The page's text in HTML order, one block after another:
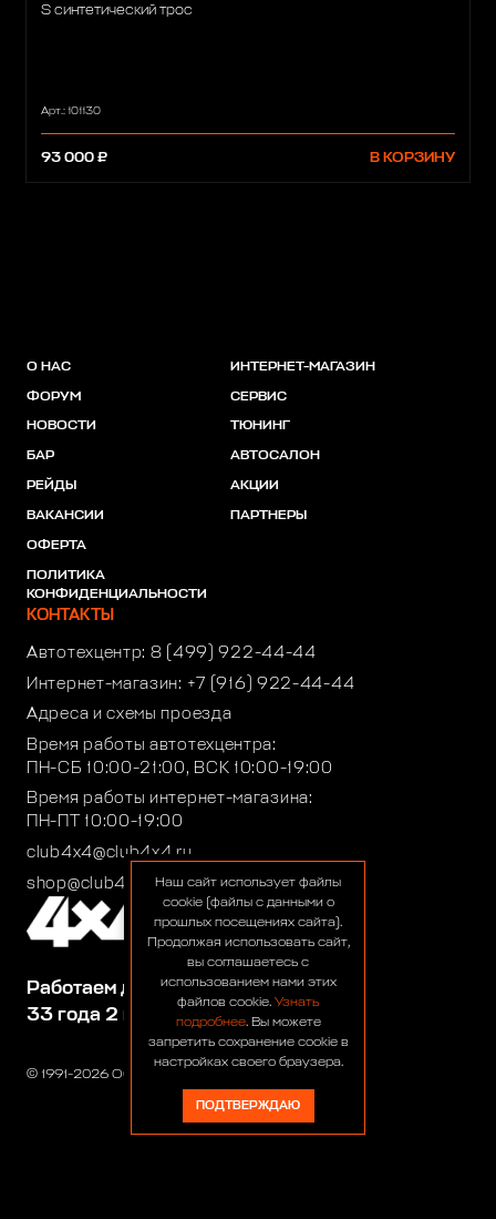
S синтетический трос
Арт.: 101130
93 000 ₽ В КОРЗИНУ
© 1991-2026 ООО «Сервис 4х4»
Работаем для вас:
33 года 2 месяца 26 дней
О НАС
ФОРУМ
НОВОСТИ
БАР
РЕЙДЫ
ВАКАНСИИ
ОФЕРТА
ПОЛИТИКА
КОНФИДЕНЦИАЛЬНОСТИ
ИНТЕРНЕТ-МАГАЗИН
СЕРВИС
ТЮНИНГ
АВТОСАЛОН
АКЦИИ
ПАРТНЕРЫ
КОНТАКТЫ
Автотехцентр: 8 (499) 922-44-44
Интернет-магазин: +7 (916) 922-44-44
Адреса и схемы проезда
Время работы автотехцентра:
ПН-СБ 10:00-21:00, ВСК 10:00-19:00
Время работы интернет-магазина:
ПН-ПТ 10:00-19:00
club4x4@club4x4.ru
shop@club4x4.ruНаш сайт использует файлы
cookie (файлы с данными о
прошлых посещениях сайта).
Продолжая использовать сайт,
вы соглашаетесь с
использованием нами этих
файлов cookie. Узнать
подробнее. Вы можете
запретить сохранение cookie в
настройках своего браузера.
ПОДТВЕРЖДАЮ